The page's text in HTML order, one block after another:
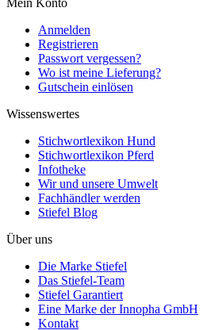
Mein Konto
Anmelden
Registrieren
Passwort vergessen?
Wo ist meine Lieferung?
Gutschein einlösen
Wissenswertes
Stichwortlexikon Hund
Stichwortlexikon Pferd
Infotheke
Wir und unsere Umwelt
Fachhändler werden
Stiefel Blog
Über uns
Die Marke Stiefel
Das Stiefel-Team
Stiefel Garantiert
Eine Marke der Innopha GmbH
Kontakt